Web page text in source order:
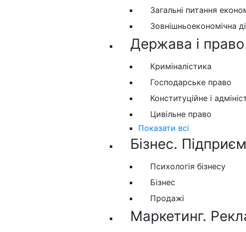
Загальні питання
Зовнішньоекономічна
Держава і
Криміналістика
Господарське право
Конституційне і
Цивільне право
Показати всі
Бізнес.
Психологія бізнесу
Бізнес
Продажі
Маркетинг.